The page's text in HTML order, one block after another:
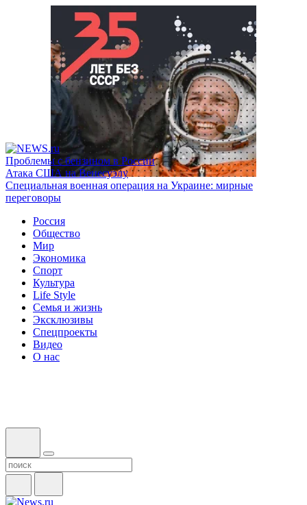
Проблемы с бензином в России
Атака США на Венесуэлу
Специальная военная операция на Украине: мирные
переговоры
Россия
Общество
Мир
Экономика
Спорт
Культура
Life Style
Семья и жизнь
Эксклюзивы
Спецпроекты
Видео
О нас